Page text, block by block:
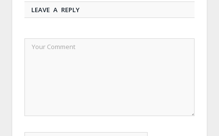
LEAVE A REPLY